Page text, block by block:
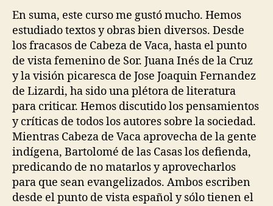
de
blog,
En suma, este curso me gustó mucho. Hemos
estudiado textos y obras bien diversos. Desde
los fracasos de Cabeza de Vaca, hasta el punto
de vista femenino de Sor. Juana Inés de la Cruz
y la visión picaresca de Jose Joaquin Fernandez
de Lizardi, ha sido una plétora de literatura
para criticar. Hemos discutido los pensamientos
y críticas de todos los autores sobre la sociedad.
Mientras Cabeza de Vaca aprovecha de la gente
indígena, Bartolomé de las Casas los defienda,
predicando de no matarlos y aprovecharlos
para que sean evangelizados. Ambos escriben
desde el punto de vista español y sólo tienen el